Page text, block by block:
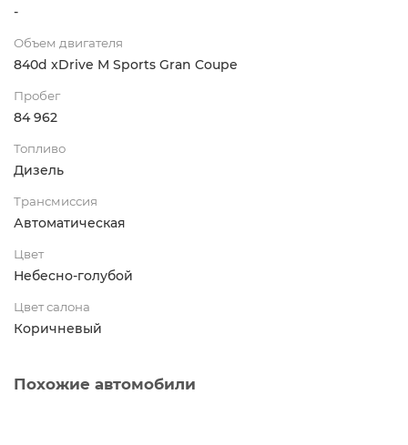
-
Объем двигателя
840d xDrive M Sports Gran Coupe
Пробег
84 962
Топливо
Дизель
Трансмиссия
Автоматическая
Цвет
Небесно-голубой
Цвет салона
Коричневый
Похожие автомобили